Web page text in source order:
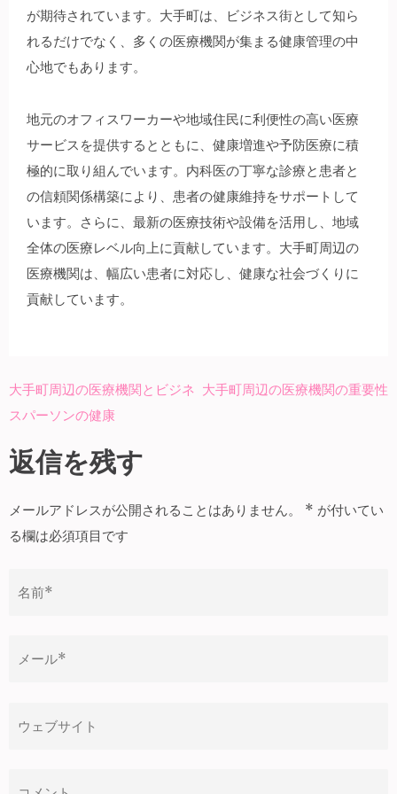
が期待されています。大手町は、ビジネス街として知ら
れるだけでなく、多くの医療機関が集まる健康管理の中
心地でもあります。
地元のオフィスワーカーや地域住民に利便性の高い医療
サービスを提供するとともに、健康増進や予防医療に積
極的に取り組んでいます。内科医の丁寧な診療と患者と
の信頼関係構築により、患者の健康維持をサポートして
います。さらに、最新の医療技術や設備を活用し、地域
全体の医療レベル向上に貢献しています。大手町周辺の
医療機関は、幅広い患者に対応し、健康な社会づくりに
貢献しています。
投
ナ
ビ
ゲ
ー
ョ
大手町周辺の医療機関とビジネ
スパーソンの健康
大手町周辺の医療機関の重要性
返信を残す
メールアドレスが公開されることはありません。 * が付いてい
る欄は必須項目です